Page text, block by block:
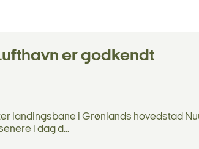
er godkendt
landingsbane i Grønlands hovedstad
i dag d...